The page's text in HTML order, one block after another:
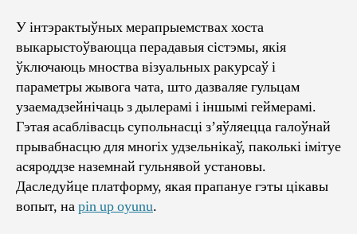
У інтэрактыўных мерапрыемствах хоста
выкарыстоўваюцца перадавыя сістэмы, якія
ўключаюць мноства візуальных ракурсаў і
параметры жывога чата, што дазваляе гульцам
узаемадзейнічаць з дылерамі і іншымі геймерамі.
Гэтая асаблівасць супольнасці з’яўляецца галоўнай
прывабнасцю для многіх удзельнікаў, паколькі імітуе
асяроддзе наземнай гульнявой установы.
Даследуйце платформу, якая прапануе гэты цікавы
вопыт, наpin up oyunu.